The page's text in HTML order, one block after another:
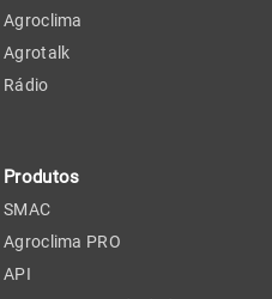
Agroclima
Agrotalk
Rádio
Produtos
SMAC
Agroclima PRO
API